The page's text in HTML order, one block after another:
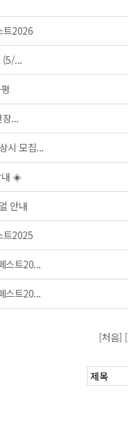
트2026
(5/...
...
시 모집...
내 ◈
안내
트2025
스트20...
스트20...
[처음]